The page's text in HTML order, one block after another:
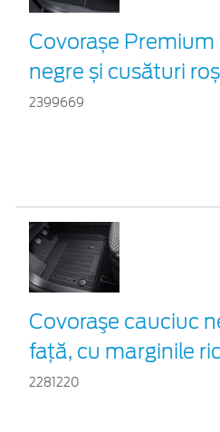
Covorașe Premium
negre și cusături
2399669
Covoraşe cauciuc
față, cu marginile
2281220